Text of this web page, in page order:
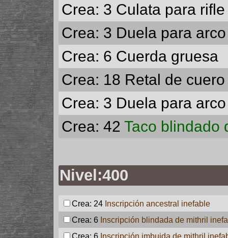
Crea: 3 Culata para
Crea: 3 Duela para
Crea: 6 Cuerda gruesa
Crea: 18 Retal de
Crea: 3 Duela para
Crea: 42 Taco blindado
Nivel:400
Crea: 24 Inscripción ancestral inefable
Crea: 6 Inscripción blindada de mithril
Crea: 6 Inscripción imbuida de mithril